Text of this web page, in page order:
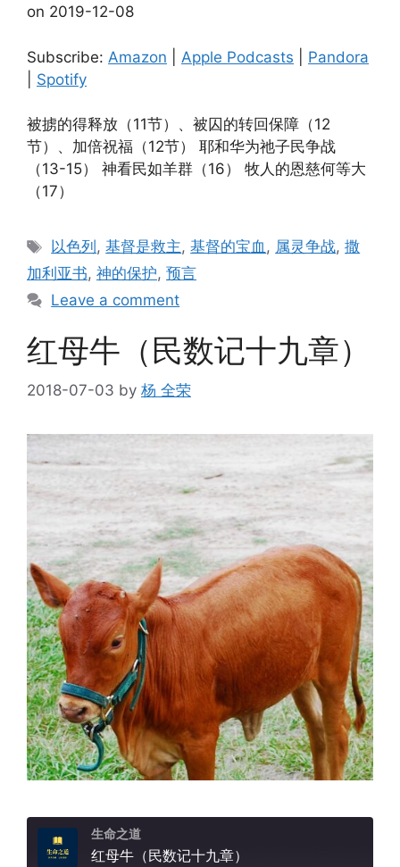
Amazon
RSS FEED
SHARE
LINK
EMBED
on 2019-12-08
Subscribe: Amazon Apple Podcasts
Pandora
Spotify
被掳的得释放（11节）、被囚的转回保障（12
节）、加倍祝福（12节） 耶和华为祂子民争战
（13-15） 神看民如羊群（16） 牧人的恩慈何等大
（17）
Tags
以色列 ,基督是救主,基督的宝血 , 属灵争战,撒
加利亚书, 神的保护, 预言
Leave a comment
红母牛（民数记十九章）
2018-07-03 by 杨 全荣
生命之道
红母牛（民数记十九章）